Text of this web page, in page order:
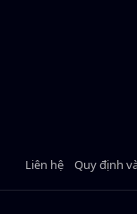
Liên hệ Quy định